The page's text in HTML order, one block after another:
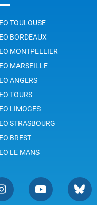
TOULOUSE
BORDEAUX
MONTPELLIER
MARSEILLE
ANGERS
TOURS
LIMOGES
STRASBOURG
BREST
LE MANS